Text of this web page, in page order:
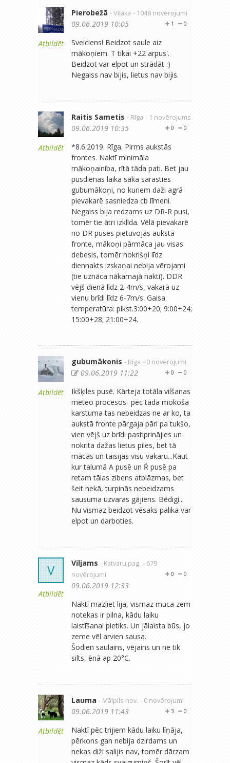
Atbildēt
Pierobežā - Viļaka - 1048 novērojumi
0
1
09.06.2019 10:05
Sveiciens! Beidzot saule aiz
mākoņiem. T tikai +22 arpus'.
Beidzot var elpot un strādāt :)
Negaiss nav bijis, lietus nav bijis.
Atbildēt
Raitis Sametis - Rīga - 1 novērojums
0
0
09.06.2019 10:35
*8.6.2019. Rīga. Pirms aukstās
frontes. Naktī minimāla
mākoņainība, rītā tāda pati. Bet jau
pusdienas laikā sāka sarasties
gubumākoņi, no kuriem daži agrā
pievakarē sasniedza cb līmeni.
Negaiss bija redzams uz DR-R pusi,
tomēr tie ātri izklīda. Vēlā pievakarē
no DR puses pietuvojās aukstā
fronte, mākoņi pārmāca jau visas
debesis, tomēr nokrišņi līdz
diennakts izskaņai nebija vērojami
(tie uznāca nākamajā naktī). DDR
vējš dienā līdz 2-4m/s, vakarā uz
vienu brīdi līdz 6-7m/s. Gaisa
temperatūra: plkst.3:00+20; 9:00+24;
15:00+28; 21:00+24.
Atbildēt
gubumākonis - Rīga - 0 novērojumi
0
0
09.06.2019 11:22
Ikšķiles pusē. Kārteja totāla vilšanas
meteo procesos- pēc tāda mokoša
karstuma tas nebeidzas ne ar ko, ta
aukstā fronte pārgaja pāri pa tukšo,
vien vējš uz brīdi pastiprinājies un
nokrita dažas lietus piles, bet tā
mācas un taisijas visu vakaru...Kaut
kur talumā A pusē un Ŕ pusē pa
retam tālas zibens atblāzmas, bet
šeit nekā, turpinās nebeidzams
sausuma uzvaras gājiens. Bēdigi...
Nu vismaz beidzot vēsaks palika var
elpot un darboties.
V
Atbildēt
Viljams - Katvaru pag. - 679
novērojumi
0
0
09.06.2019 12:33
Naktī mazliet lija, vismaz muca zem
notekas ir pilna, kādu laiku
laistīšanai pietiks. Un jālaista būs, jo
zeme vēl arvien sausa.
Šodien saulains, vējains un ne tik
silts, ēnā ap 20°C.
Atbildēt
Lauma - Mālpils nov. - 0 novērojumi
0
3
09.06.2019 11:43
Naktī pēc trijiem kādu laiku līņāja,
pērkons gan nebija dzirdams un
nekas diži salijis nav, tomēr dārzam